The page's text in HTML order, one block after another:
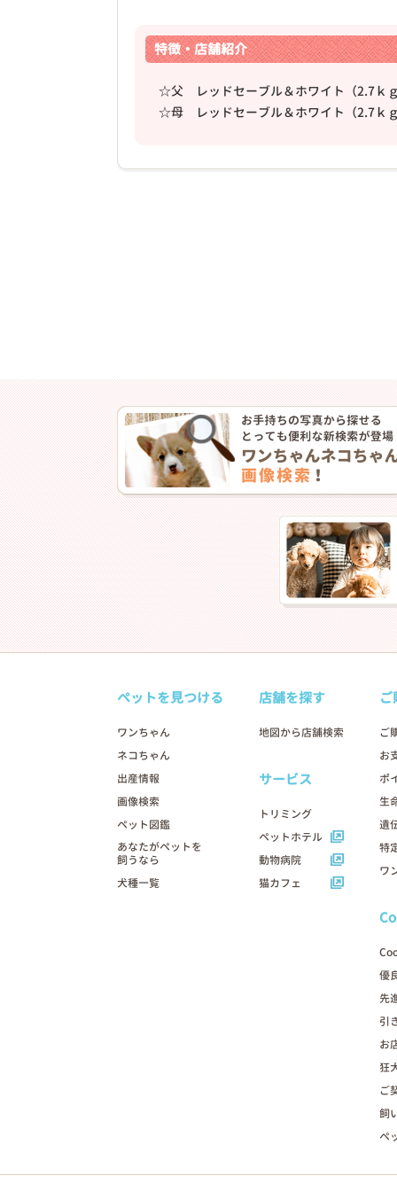
特徴・店舗紹介
☆父 レッドセーブル＆ホワイト（2.7ｋ
☆母 レッドセーブル＆ホワイト（2.7ｋ
ペットを見つける
ワンちゃん
ネコちゃん
出産情報
画像検索
ペット図鑑
あなたがペットを
飼うなら
犬種一覧
店舗を探す
地図から店舗検索
サービス
トリミング
ペットホテル
動物病院
猫カフェ
ご
お
ポ
生
遺
特
ワ
優
先
引
お
狂
ご
飼
ペ